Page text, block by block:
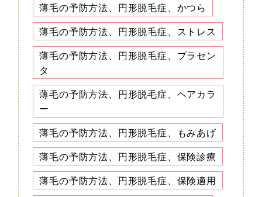
薄毛の予防方法、円形脱毛症、かつら
薄毛の予防方法、円形脱毛症、ストレス
薄毛の予防方法、円形脱毛症、プラセン
タ
薄毛の予防方法、円形脱毛症、ヘアカラ
ー
薄毛の予防方法、円形脱毛症、もみあげ
薄毛の予防方法、円形脱毛症、保険診療
薄毛の予防方法、円形脱毛症、保険適用